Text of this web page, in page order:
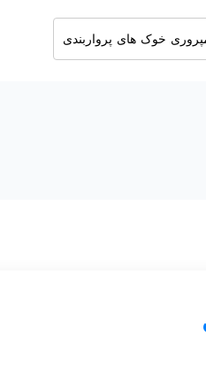
خوک های پرواربندی